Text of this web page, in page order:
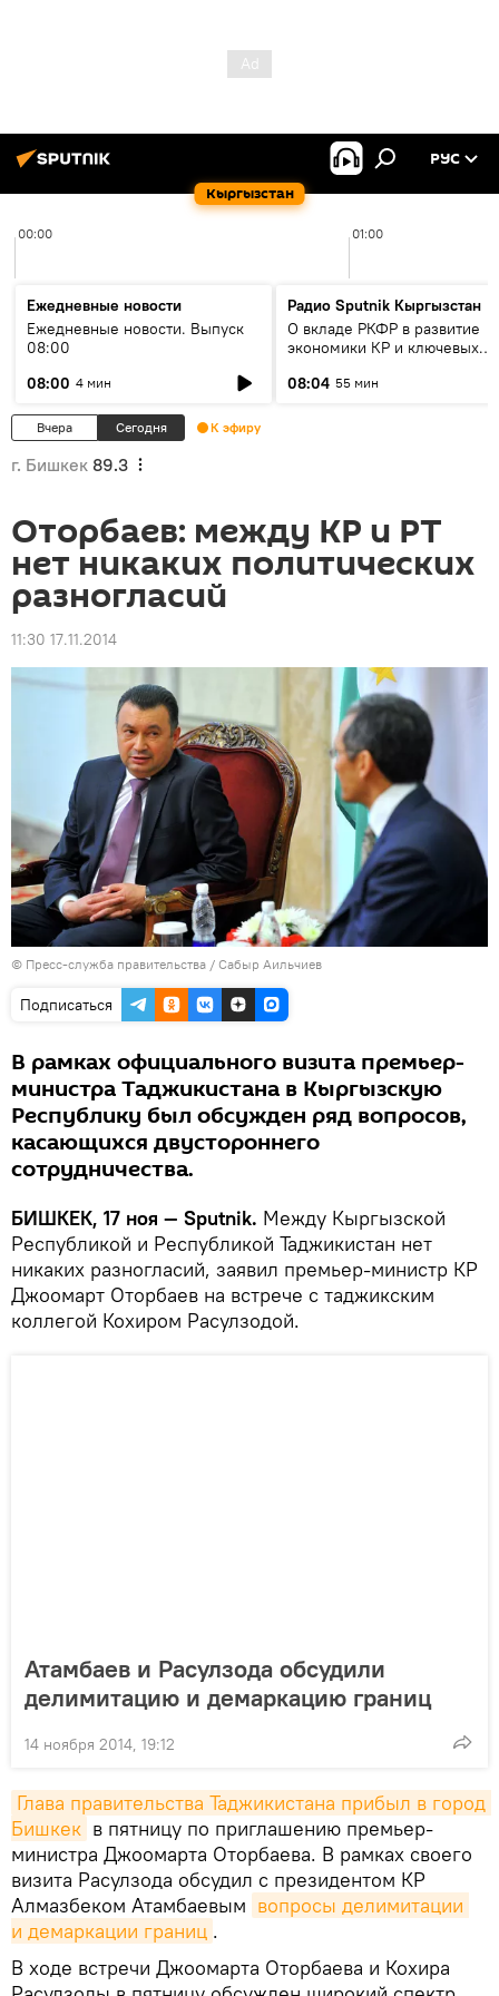
Кыргызстан
РУС
00:00 01:00
Ежедневные новости
Ежедневные новости. Выпуск
08:00
08:00 4 мин
Радио Sputnik Кыргызстан
О вкладе РКФР в развитие
экономики КР и ключевых
08:04 55 мин
Вчера Сегодня К эфиру
г. Бишкек 89.3
Оторбаев: между КР и РТ
нет никаких политических
разногласий
11:30 17.11.2014
© Пресс-служба правительства / Сабыр Аильчиев
Подписаться
В рамках официального визита премьер-
министра Таджикистана в Кыргызскую
Республику был обсужден ряд вопросов,
касающихся двустороннего
сотрудничества.
БИШКЕК, 17 ноя — Sputnik. Между Кыргызской
Республикой и Республикой Таджикистан нет
никаких разногласий, заявил премьер-министр КР
Джоомарт Оторбаев на встрече с таджикским
коллегой Кохиром Расулзодой.
Атамбаев и Расулзода обсудили
делимитацию и демаркацию границ
14 ноября 2014, 19:12
Глава правительства Таджикистана прибыл в город
Бишкек в пятницу по приглашению премьер-
министра Джоомарта Оторбаева. В рамках своего
визита Расулзода обсудил с президентом КР
Алмазбеком Атамбаевым вопросы делимитации
и демаркации границ .
В ходе встречи Джоомарта Оторбаева и Кохира